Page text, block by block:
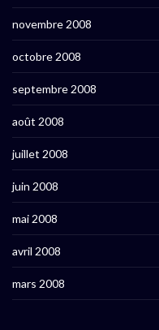
novembre 2008
octobre 2008
septembre 2008
août 2008
juillet 2008
juin 2008
mai 2008
avril 2008
mars 2008